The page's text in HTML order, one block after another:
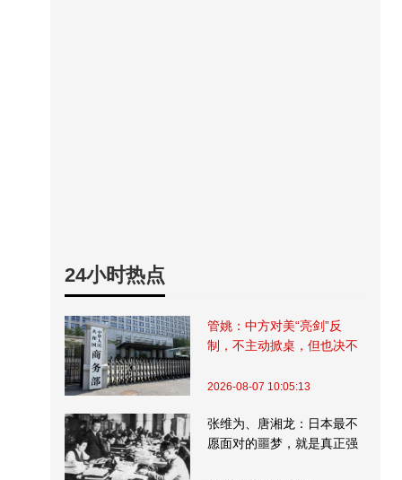
24小时热点
管姚：中方对美“亮剑”反
制，不主动掀桌，但也决不
2026-08-07 10:05:13
张维为、唐湘龙：日本最不
愿面对的噩梦，就是真正强